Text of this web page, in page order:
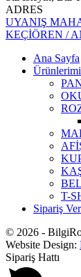
ADRES
UYANIŞ
KEÇİÖREN /
Ana Sayfa
T-
Sipariş
© 2026 -
Website Design:
Sipariş Hattı